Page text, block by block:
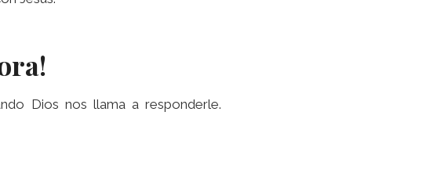
Dios nos llama a responderle.